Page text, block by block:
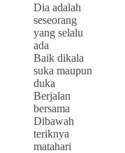
Dia adalah
seseorang
yang selalu
ada
Baik dikala
suka maupun
duka
Berjalan
bersama
Dibawah
teriknya
matahari